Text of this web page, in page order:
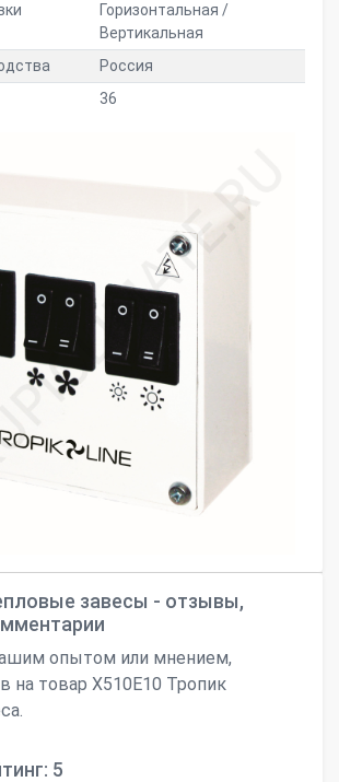
Горизонтальная /
Вертикальная
Россия
36
завесы - отзывы,
опытом или мнением,
на товар Х510Е10 Тропик
5